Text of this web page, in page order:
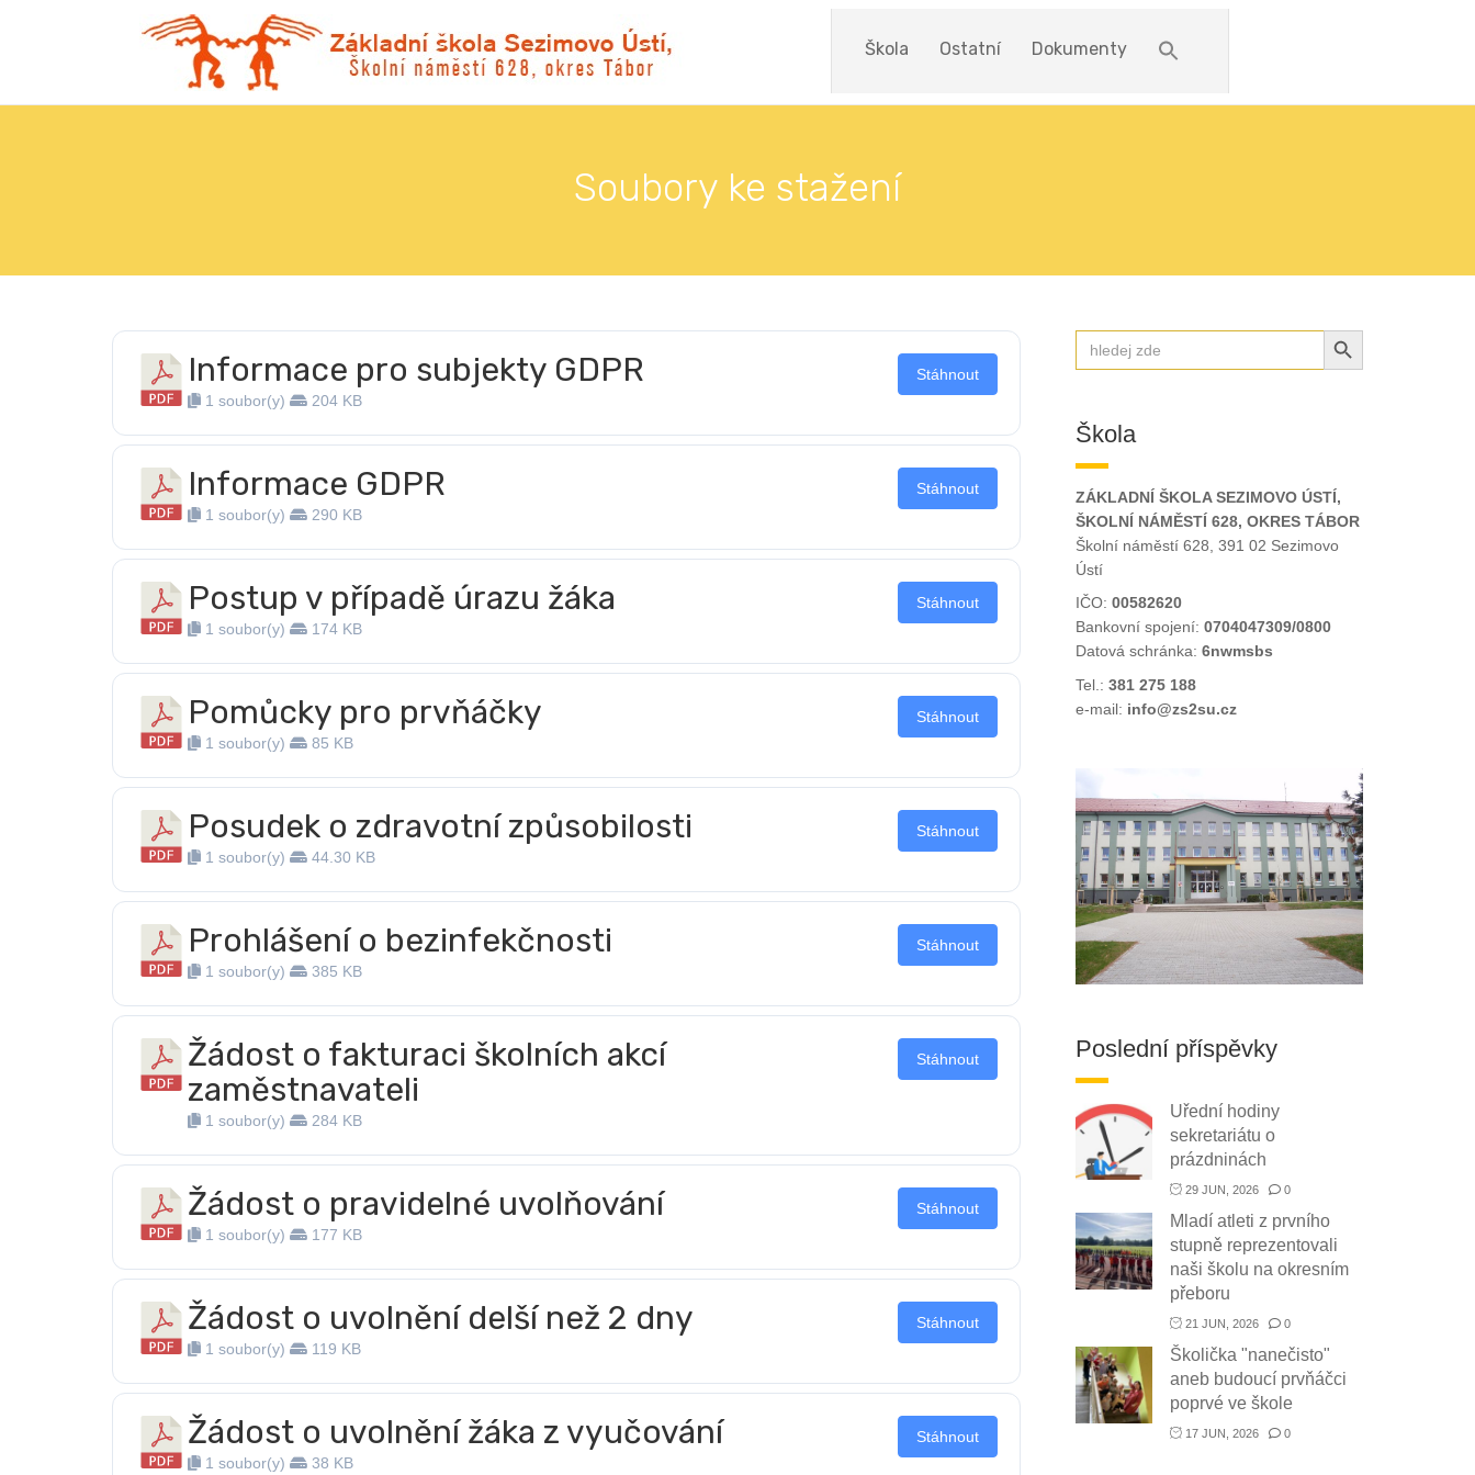
Škola Ostatní Dokumenty
Soubory ke stažení
Informace pro subjekty GDPR
1 soubor(y) 204 KB
Stáhnout
Informace GDPR
1 soubor(y) 290 KB
Stáhnout
Postup v případě úrazu žáka
1 soubor(y) 174 KB
Stáhnout
Pomůcky pro prvňáčky
1 soubor(y) 85 KB
Stáhnout
Posudek o zdravotní způsobilosti
1 soubor(y) 44.30 KB
Stáhnout
Prohlášení o bezinfekčnosti
1 soubor(y) 385 KB
Stáhnout
Žádost o fakturaci školních akcí
zaměstnavateli
1 soubor(y) 284 KB
Stáhnout
Žádost o pravidelné uvolňování
1 soubor(y) 177 KB
Stáhnout
Žádost o uvolnění delší než 2 dny
1 soubor(y) 119 KB
Stáhnout
Žádost o uvolnění žáka z vyučování
1 soubor(y) 38 KB
Stáhnout
Search
for:
SEARCH BUTTON
Škola
ZÁKLADNÍ ŠKOLA SEZIMOVO ÚSTÍ,
ŠKOLNÍ NÁMĚSTÍ 628, OKRES TÁBOR
Školní náměstí 628, 391 02 Sezimovo
Ústí
IČO: 00582620
Bankovní spojení: 0704047309/0800
Datová schránka: 6nwmsbs
Tel.: 381 275 188
e-mail: info@zs2su.cz
Poslední příspěvky
Uřední hodiny
sekretariátu o
prázdninách
29 JUN, 2026 0
Mladí atleti z prvního
stupně reprezentovali
naši školu na okresním
přeboru
21 JUN, 2026 0
Školička "nanečisto"
aneb budoucí prvňáčci
poprvé ve škole
17 JUN, 2026 0